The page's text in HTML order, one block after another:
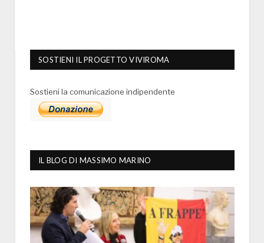
SOSTIENI IL PROGETTO VIVIROMA
Sostieni la comunicazione indipendente
IL BLOG DI MASSIMO MARINO